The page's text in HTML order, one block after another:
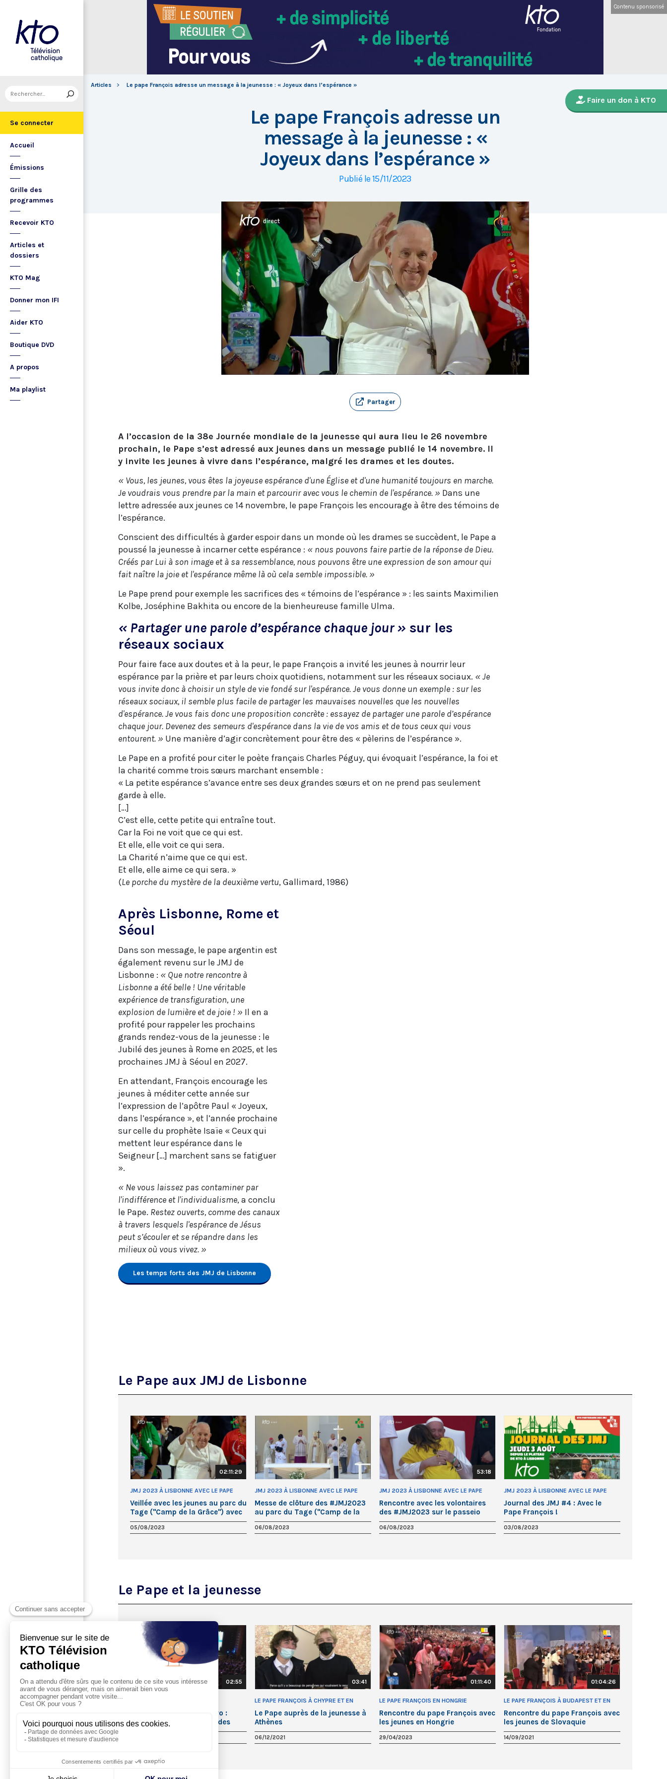
Se connecter
Accueil
Émissions
Grille des
programmes
Recevoir KTO
Articles et
dossiers
KTO Mag
Donner mon IFI
Aider KTO
Boutique DVD
A propos
Ma playlist
Contenu sponsorisé
Articles Le pape François adresse un message à la jeunesse : « Joyeux dans l’espérance »
Faire un don à KTO
Le pape François adresse un
message à la jeunesse : «
Joyeux dans l’espérance »
Publié le 15/11/2023
Partager
A l’occasion de la 38e Journée mondiale de la jeunesse qui aura lieu le 26 novembre
prochain, le Pape s’est adressé aux jeunes dans un message publié le 14 novembre. Il
y invite les jeunes à vivre dans l’espérance, malgré les drames et les doutes.
« Vous, les jeunes, vous êtes la joyeuse espérance d'une Église et d'une humanité toujours en marche.
Je voudrais vous prendre par la main et parcourir avec vous le chemin de l'espérance. » Dans une
lettre adressée aux jeunes ce 14 novembre, le pape François les encourage à être des témoins de
l’espérance.
Conscient des difficultés à garder espoir dans un monde où les drames se succèdent, le Pape a
poussé la jeunesse à incarner cette espérance : « nous pouvons faire partie de la réponse de Dieu.
Créés par Lui à son image et à sa ressemblance, nous pouvons être une expression de son amour qui
fait naître la joie et l'espérance même là où cela semble impossible. »
Le Pape prend pour exemple les sacrifices des « témoins de l’espérance » : les saints Maximilien
Kolbe, Joséphine Bakhita ou encore de la bienheureuse famille Ulma.
« Partager une parole d’espérance chaque jour » sur les
réseaux sociaux
Pour faire face aux doutes et à la peur, le pape François a invité les jeunes à nourrir leur
espérance par la prière et par leurs choix quotidiens, notamment sur les réseaux sociaux. « Je
vous invite donc à choisir un style de vie fondé sur l'espérance. Je vous donne un exemple : sur les
réseaux sociaux, il semble plus facile de partager les mauvaises nouvelles que les nouvelles
d'espérance. Je vous fais donc une proposition concrète : essayez de partager une parole d’espérance
chaque jour. Devenez des semeurs d'espérance dans la vie de vos amis et de tous ceux qui vous
entourent. » Une manière d’agir concrètement pour être des « pèlerins de l’espérance ».
Le Pape en a profité pour citer le poète français Charles Péguy, qui évoquait l’espérance, la foi et
la charité comme trois sœurs marchant ensemble :
« La petite espérance s’avance entre ses deux grandes sœurs et on ne prend pas seulement
garde à elle.
[…]
C’est elle, cette petite qui entraîne tout.
Car la Foi ne voit que ce qui est.
Et elle, elle voit ce qui sera.
La Charité n’aime que ce qui est.
Et elle, elle aime ce qui sera. »
(Le porche du mystère de la deuxième vertu, Gallimard, 1986)
Après Lisbonne, Rome et
Séoul
Dans son message, le pape argentin est
également revenu sur le JMJ de
Lisbonne : « Que notre rencontre à
Lisbonne a été belle ! Une véritable
expérience de transfiguration, une
explosion de lumière et de joie ! » Il en a
profité pour rappeler les prochains
grands rendez-vous de la jeunesse : le
Jubilé des jeunes à Rome en 2025, et les
prochaines JMJ à Séoul en 2027.
En attendant, François encourage les
jeunes à méditer cette année sur
l’expression de l’apôtre Paul « Joyeux,
dans l’espérance », et l’année prochaine
sur celle du prophète Isaïe « Ceux qui
mettent leur espérance dans le
Seigneur […] marchent sans se fatiguer
».
« Ne vous laissez pas contaminer par
l'indifférence et l'individualisme, a conclu
le Pape. Restez ouverts, comme des canaux
à travers lesquels l'espérance de Jésus
peut s’écouler et se répandre dans les
milieux où vous vivez. »
Les temps forts des JMJ de Lisbonne
Le Pape aux JMJ de Lisbonne
02:11:29
JMJ 2023 À LISBONNE AVEC LE PAPE
FRANÇOIS
Veillée avec les jeunes au parc du
Tage ("Camp de la Grâce") avec
le pape François
05/08/2023
JMJ 2023 À LISBONNE AVEC LE PAPE
FRANÇOIS
Messe de clôture des #JMJ2023
au parc du Tage ("Camp de la
Grâce") présidée par le pape
François
06/08/2023
53:18
JMJ 2023 À LISBONNE AVEC LE PAPE
FRANÇOIS
Rencontre avec les volontaires
des #JMJ2023 sur le passeio
marítimo de Algés avec le pape
François
06/08/2023
JMJ 2023 À LISBONNE AVEC LE PAPE
FRANÇOIS
Journal des JMJ #4 : Avec le
Pape François !
03/08/2023
Le Pape et la jeunesse
02:55
Le pape François au Pharo :
témoignages des jeunes des
Rencontres méditerranéennes
03:41
LE PAPE FRANÇOIS À CHYPRE ET EN
GRÈCE
Le Pape auprès de la jeunesse à
Athènes
06/12/2021
01:11:40
LE PAPE FRANÇOIS EN HONGRIE
Rencontre du pape François avec
les jeunes en Hongrie
29/04/2023
01:04:26
LE PAPE FRANÇOIS À BUDAPEST ET EN
SLOVAQUIE
Rencontre du pape François avec
les jeunes de Slovaquie
14/09/2021